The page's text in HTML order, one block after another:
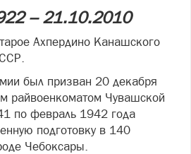
– 21.10.2010
Ахпердино Канашского
был призван 20 декабря
райвоенкоматом Чувашской
по февраль 1942 года
подготовку в 140
Чебоксары.